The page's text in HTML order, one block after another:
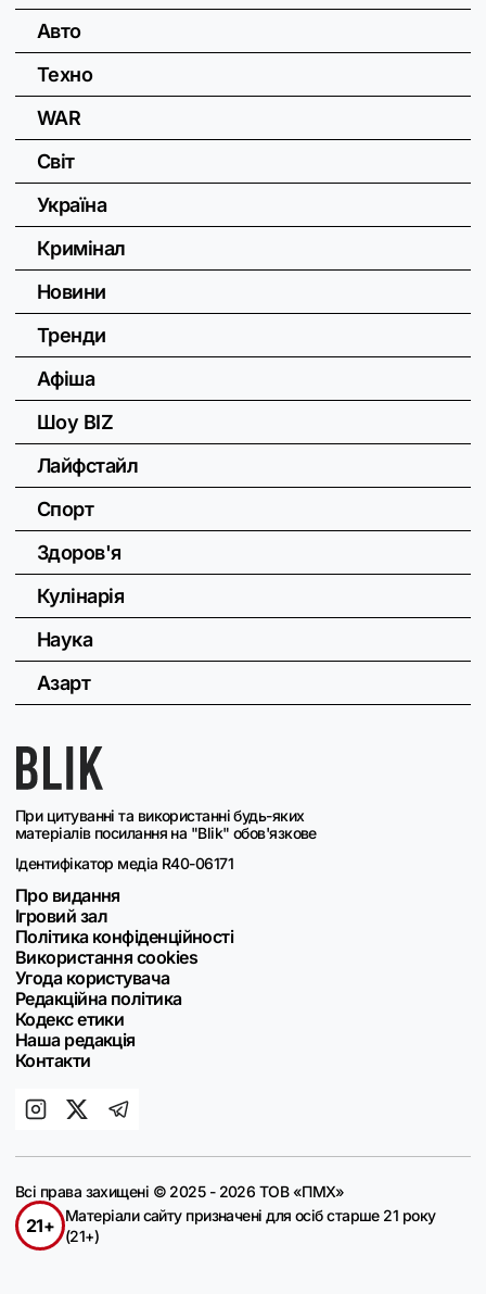
При цитуванні та використанні будь-яких
матеріалів посилання на "Blik" обов'язкове
Ідентифікатор медіа R40-06171
Про видання
Ігровий зал
Політика конфіденційності
Використання cookies
Угода користувача
Редакційна політика
Кодекс етики
Наша редакція
Контакти
Авто
Техно
WAR
Світ
Україна
Кримінал
Новини
Тренди
Афіша
Шоу BIZ
Лайфстайл
Спорт
Здоров'я
Кулінарія
Наука
Азарт
Всі права захищені © 2025 - 2026 ТОВ «ПМХ»
21+
Матеріали сайту призначені для осіб старше 21 року
(21+)